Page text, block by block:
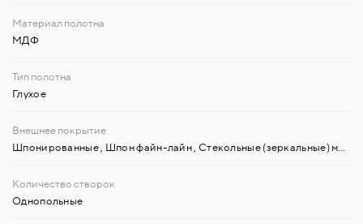
МДФ
Глухое
Шпонированные Шпон файн-лайн Стекольные (зеркальные) материалы
Однопольные